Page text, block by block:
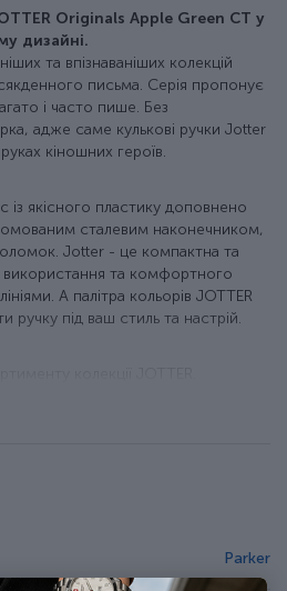
Originals Apple Green CT у
дизайні.
та впізнаваніших колекцій
письма. Серія пропонує
і часто пише. Без
адже саме кулькові ручки Jotter
кіношних героїв.
із якісного пластику доповнено
сталевим наконечником,
Jotter - це компактна та
використання та комфортного
А палітра кольорів JOTTER
ручку під ваш стиль та настрій.
глянцевого пластику + ковпачок
натисканням кнопки.
тому ручку ви
Parker